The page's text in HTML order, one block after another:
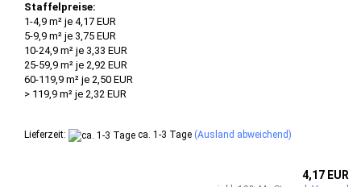
Staffelpreise:
1-4,9 m² je 4,17 EUR
5-9,9 m² je 3,75 EUR
10-24,9 m² je 3,33 EUR
25-59,9 m² je 2,92 EUR
60-119,9 m² je 2,50 EUR
> 119,9 m² je 2,32 EUR
Lieferzeit: ca. 1-3 Tage (Ausland abweichend)
4,17 EUR